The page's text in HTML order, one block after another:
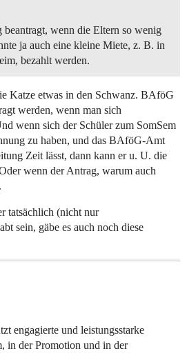
wenn die Eltern so wenig
ja auch eine kleine Miete, z. B. in
bezahlt werden.
Katze etwas in den Schwanz. BAföG
werden, wenn man sich
wenn sich der Schüler zum SomSem
zu haben, und das BAföG-Amt
Zeit lässt, dann kann er u. U. die
wenn der Antrag, warum auch
tatsächlich (nicht nur
sein, gäbe es auch noch diese
engagierte und leistungsstarke
in der Promotion und in der